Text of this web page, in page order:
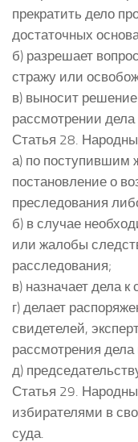
прекратить дело
достаточных
б) разрешает
стражу или
в) выносит
рассмотрении дела
Статья 28.
а) по поступившим
постановление о
преследования
б) в случае
или жалобы
расследования;
в) назначает дела
г) делает
свидетелей,
рассмотрения дела
д)
Статья 29.
избирателями в
суда.